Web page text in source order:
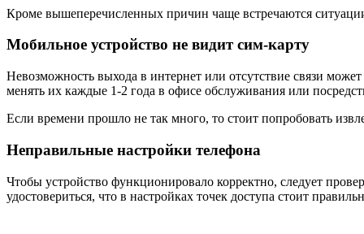
Кроме вышеперечисленных причин чаще встречаются
Мобильное устройство не видит сим-карту
Невозможность выхода в интернет или отсутствие связи
менять их каждые 1-2 года в офисе обслуживания или
Если времени прошло не так много, то стоит попробовать
Неправильные настройки телефона
Чтобы устройство функционировало корректно, следует
удостовериться, что в настройках точек доступа стоит